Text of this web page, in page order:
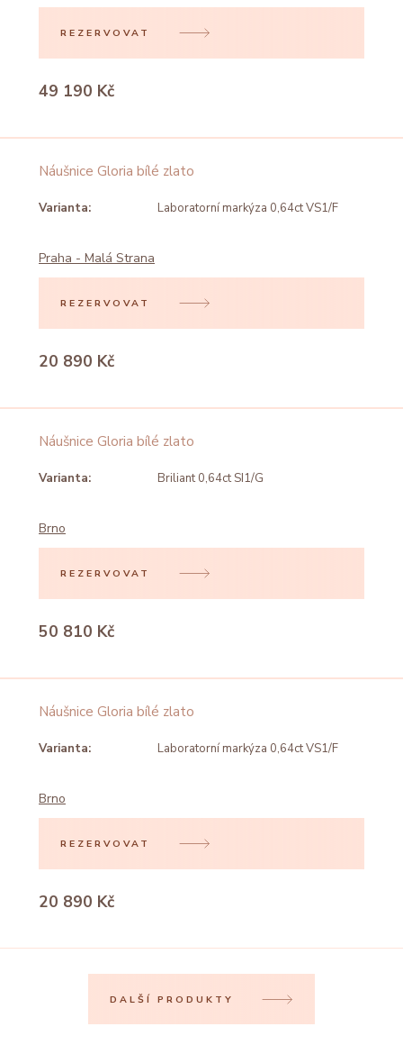
REZERVOVAT
49 190 Kč
Náušnice Gloria bílé zlato
Varianta: Laboratorní markýza 0,64ct VS1/F
Praha - Malá Strana
REZERVOVAT
20 890 Kč
Náušnice Gloria bílé zlato
Varianta: Briliant 0,64ct SI1/G
Brno
REZERVOVAT
50 810 Kč
Náušnice Gloria bílé zlato
Varianta: Laboratorní markýza 0,64ct VS1/F
Brno
REZERVOVAT
20 890 Kč
DALŠÍ PRODUKTY